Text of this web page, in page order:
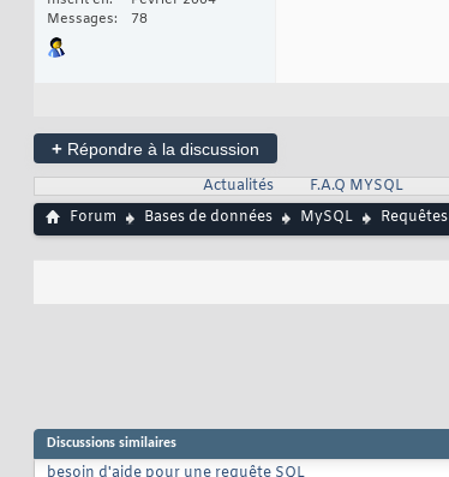
Messages
78
+ Répondre à la discussion
Actualités F.A.Q MYSQL
Forum
Bases de données MySQL Requêtes
Discussions similaires
besoin d'aide pour une requête SQL